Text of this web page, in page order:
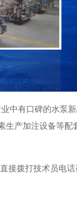
中有口碑的水泵
产加注设备等配
接拨打技术员电